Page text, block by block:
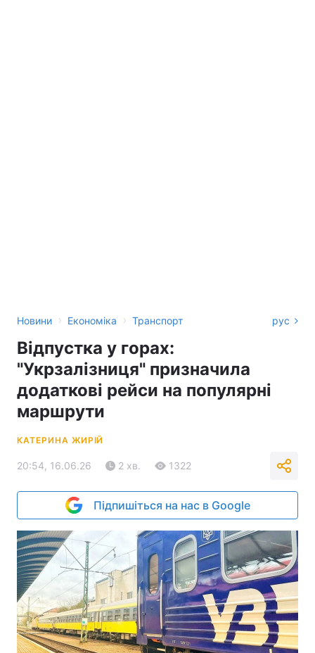
Новини › Економіка › Транспорт рус
Відпустка у горах:
"Укрзалізниця" призначила
додаткові рейси на популярні
маршрути
КАТЕРИНА ЖИРІЙ
20:54, 16.06.26 2 хв. 1322
Підпишіться на нас в Google